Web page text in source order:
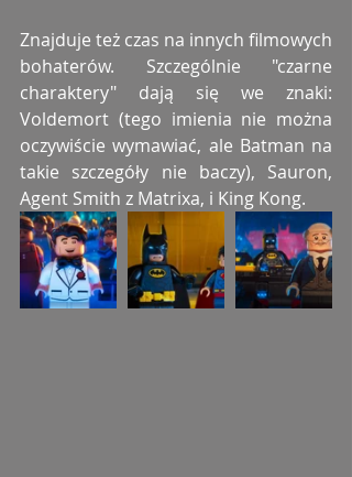
Znajduje też czas na innych filmowych
bohaterów. Szczególnie "czarne
charaktery" dają się we znaki:
Voldemort (tego imienia nie można
oczywiście wymawiać, ale Batman na
takie szczegóły nie baczy), Sauron,
Agent Smith z Matrixa, i King Kong.